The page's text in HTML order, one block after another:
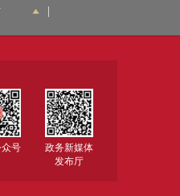
号
政务新媒体
发布厅